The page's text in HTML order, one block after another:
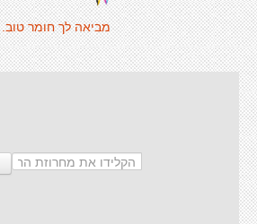
מביאה לך חומר טוב.